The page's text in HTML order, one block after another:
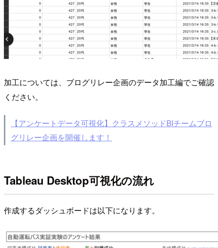
加工については、ブログリレー企画のデータ加工編でご確認
ください。
【アンケートデータ可視化】クラスメソッドBIチームブロ
グリレー企画を開催します！
Tableau Desktop可視化の流れ
作成するダッシュボードは以下になります。